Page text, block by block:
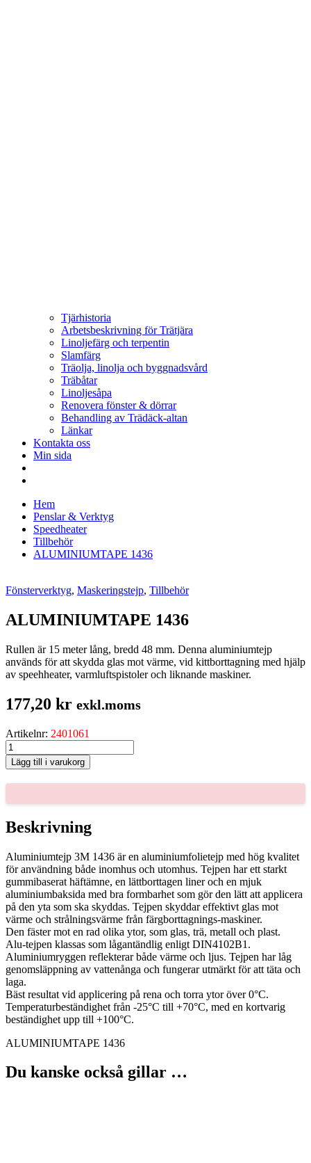
Tjärhistoria
Arbetsbeskrivning för Trätjära
Linoljefärg och terpentin
Slamfärg
Träolja, linolja och byggnadsvård
Träbåtar
Linoljesåpa
Renovera fönster & dörrar
Behandling av Trädäck-altan
Länkar
Kontakta oss
Min sida
Hem
Penslar & Verktyg
Speedheater
Tillbehör
ALUMINIUMTAPE 1436
Fönsterverktyg, Maskeringstejp, Tillbehör
ALUMINIUMTAPE 1436
Rullen är 15 meter lång, bredd 48 mm. Denna aluminiumtejp
används för att skydda glas mot värme, vid kittborttagning med hjälp
av speehheater, varmluftspistoler och liknande maskiner.
177,20 kr exkl.moms
Artikelnr: 2401061
ALUMINIUMTAPE
1436
mängd
Lägg till i varukorg
Beskrivning
Aluminiumtejp 3M 1436 är en aluminiumfolietejp med hög kvalitet
för användning både inomhus och utomhus. Tejpen har ett starkt
gummibaserat häftämne, en lättborttagen liner och en mjuk
aluminiumbaksida med bra formbarhet som gör den lätt att applicera
på den yta som ska skyddas. Tejpen skyddar effektivt glas mot
värme och strålningsvärme från färgborttagnings-maskiner.
Den fäster mot en rad olika ytor, som glas, trä, metall och plast.
Alu-tejpen klassas som lågantändlig enligt DIN4102B1.
Aluminiumryggen reflekterar både värme och ljus. Tejpen har låg
genomsläppning av vattenånga och fungerar utmärkt för att täta och
laga.
Bäst resultat vid applicering på rena och torra ytor över 0°C.
Temperaturbeständighet från -25°C till +70°C, med en kortvarig
beständighet upp till +100°C.
ALUMINIUMTAPE 1436
Du kanske också gillar …